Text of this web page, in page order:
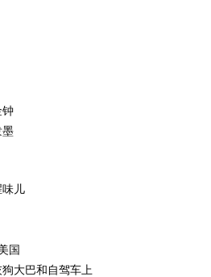
儿
国
大巴和自驾车上